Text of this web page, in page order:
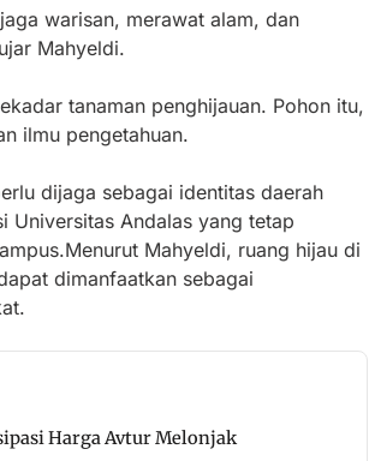
warisan, merawat alam, dan
Mahyeldi.
tanaman penghijauan. Pohon itu,
ilmu pengetahuan.
dijaga sebagai identitas daerah
Universitas Andalas yang tetap
Mahyeldi, ruang hijau di
dimanfaatkan sebagai
Harga Avtur Melonjak